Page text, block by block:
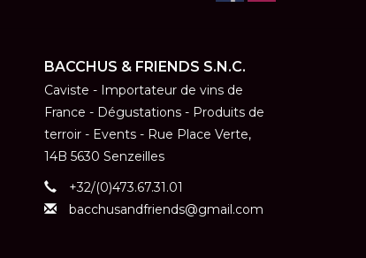
BACCHUS & FRIENDS S.N.C.
Caviste - Importateur de vins de
France - Dégustations - Produits de
terroir - Events - Rue Place Verte,
14B 5630 Senzeilles
+32/(0)473.67.31.01
bacchusandfriends@gmail.com